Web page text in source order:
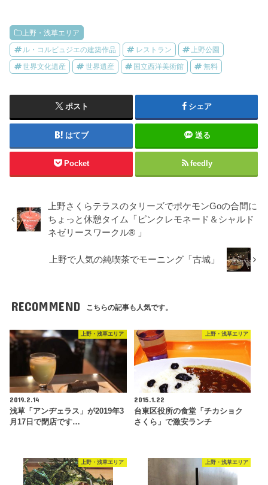
上野・浅草エリア
ル・コルビュジエの建築作品 レストラン 上野公園
世界文化遺産 世界遺産 国立西洋美術館 無料
ポスト シェア
はてブ 送る
Pocket feedly
上野さくらテラスのタリーズでポケモンGoの合間に
ちょっと休憩タイム「ピンクレモネード＆シャルド
ネゼリースワークル® 」
上野で人気の純喫茶でモーニング「古城」
RECOMMEND こちらの記事も人気です。
上野・浅草エリア
2019.2.14
浅草「アンヂェラス」が2019年3
月17日で閉店です…
上野・浅草エリア
2015.1.22
台東区役所の食堂「チカショク
さくら」で激安ランチ
上野・浅草エリア 上野・浅草エリア